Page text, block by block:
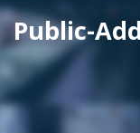
產品及服務
工程個案
聯絡我們
Public-